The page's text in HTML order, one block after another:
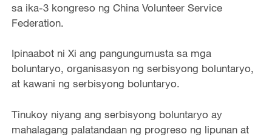
sa ika-3 kongreso ng China Volunteer Service
Federation.
Ipinaabot ni Xi ang pangungumusta sa mga
boluntaryo, organisasyon ng serbisyong boluntaryo,
at kawani ng serbisyong boluntaryo.
Tinukoy niyang ang serbisyong boluntaryo ay
mahalagang palatandaan ng progreso ng lipunan at